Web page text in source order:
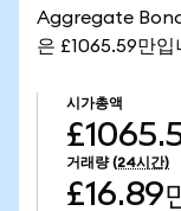
Aggregate
은 £1065.59만입
시가총액
거래량 (24시간)
£16.89